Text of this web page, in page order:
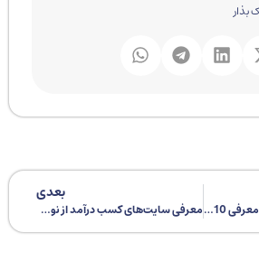
درآمدزایی با ورزش‌کردن؛ معرفی 10 اپلیکیشن ورزشی که به شما دلار می‌دهد
بعدی
معرفی سایت‌های کسب درآمد از نوشتن نقد کتاب